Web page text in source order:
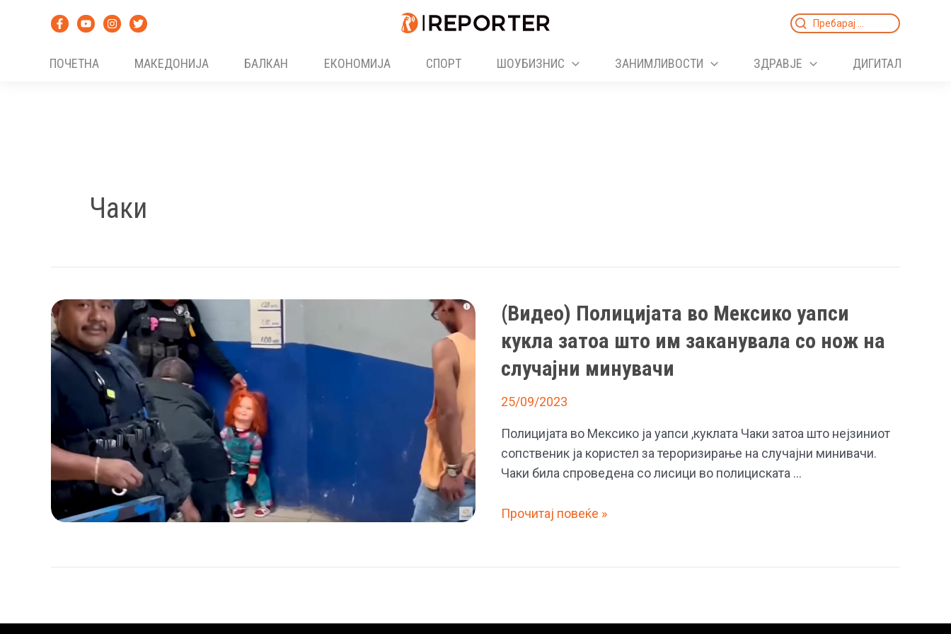
Search
ПОЧЕТНА
МАКЕДОНИЈА БАЛКАН ЕКОНОМИЈА СПОРТ ШОУБИЗНИС ЗАНИМЛИВОСТИ ЗДРАВЈЕ ДИГИТАЛ
Чаки
(Видео) Полицијата во Мексико уапси
кукла затоа што им заканувала со нож на
случајни минувачи
25/09/2023
Полицијата во Мексико ја уапси ,куклата Чаки затоа што нејзиниот
сопственик ја користел за тероризирање на случајни минивачи.
Чаки била спроведена со лисици во полициската …
(Видео)
Мексико
Прочитај повеќе »